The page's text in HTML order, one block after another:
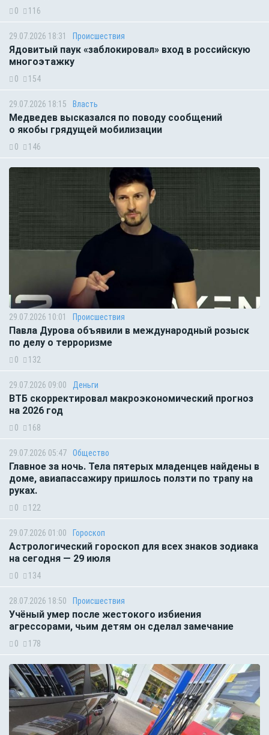
0 116
29.07.2026 18:31 Происшествия
Ядовитый паук «заблокировал» вход в российскую
многоэтажку
0 154
29.07.2026 18:15 Власть
Медведев высказался по поводу сообщений
о якобы грядущей мобилизации
0 146
29.07.2026 10:01 Происшествия
Павла Дурова объявили в международный розыск
по делу о терроризме
0 132
29.07.2026 09:00 Деньги
ВТБ скорректировал макроэкономический прогноз
на 2026 год
0 168
29.07.2026 05:47 Общество
Главное за ночь. Тела пятерых младенцев найдены в
доме, авиапассажиру пришлось ползти по трапу на
руках.
0 122
29.07.2026 01:00 Гороскоп
Астрологический гороскоп для всех знаков зодиака
на сегодня — 29 июля
0 134
28.07.2026 18:50 Происшествия
Учёный умер после жестокого избиения
агрессорами, чьим детям он сделал замечание
0 178